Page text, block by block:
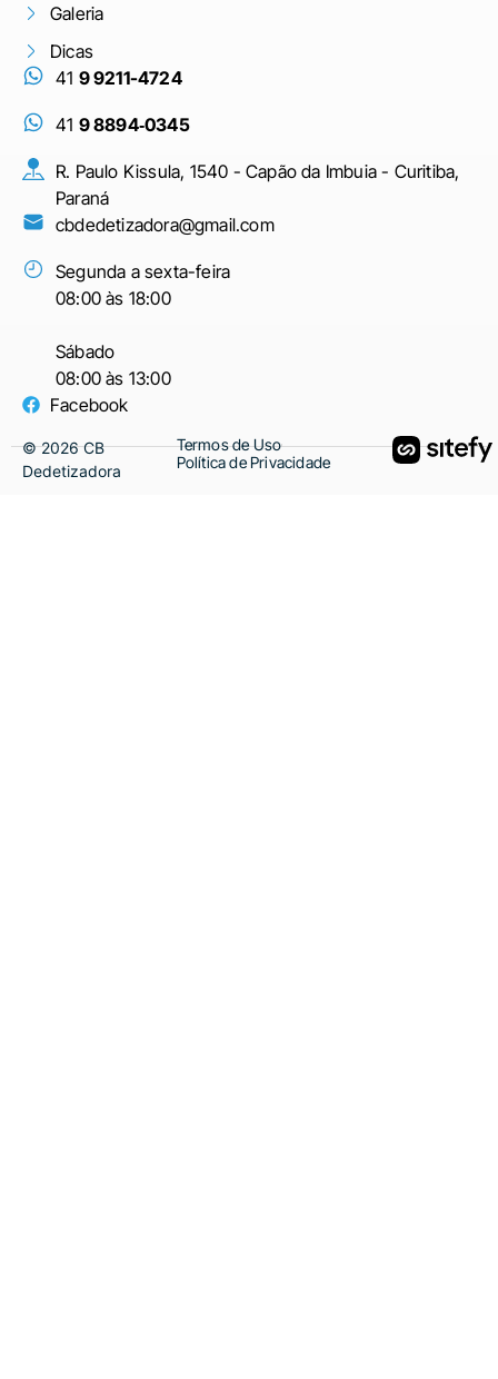
Galeria
Dicas
41 9 9211-4724
41 9 8894‑0345‬
R. Paulo Kissula, 1540 - Capão da Imbuia - Curitiba,
Paraná
cbdedetizadora@gmail.com
Segunda a sexta-feira
08:00 às 18:00
Sábado
08:00 às 13:00
Facebook
©2026CB
Dedetizadora
Termos de Uso
Política de Privacidade